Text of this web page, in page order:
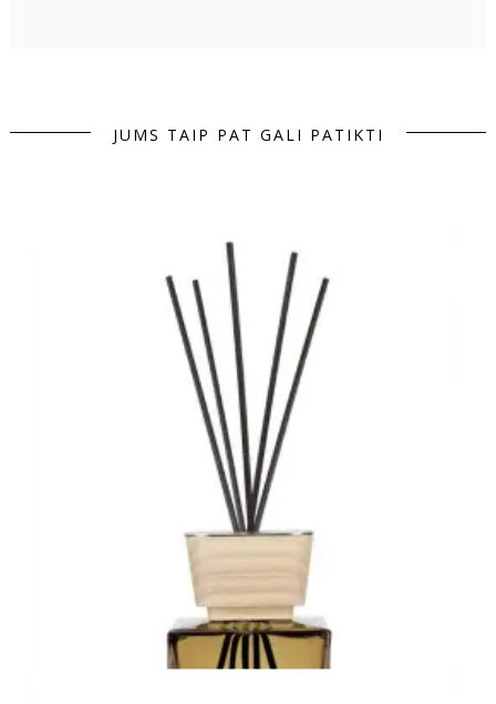
JUMS TAIP PAT GALI PATIKTI